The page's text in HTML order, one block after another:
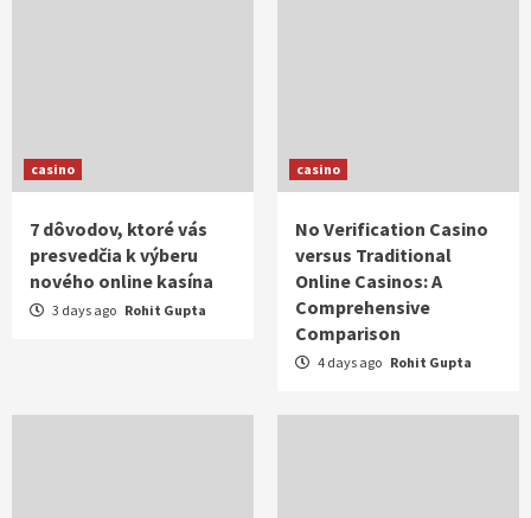
casino
7 dôvodov, ktoré vás
presvedčia k výberu
nového online kasína
3 days ago Rohit Gupta
casino
No Verification Casino
versus Traditional
Online Casinos: A
Comprehensive
Comparison
4 days ago Rohit Gupta